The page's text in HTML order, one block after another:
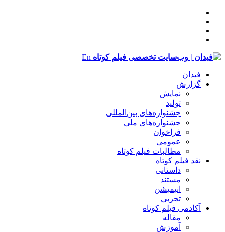
En
فیدان
گزارش
نمایش
تولید
‌‌جشنواره‌های بین‌المللی
جشنواره‌های ملی
فراخوان
عمومی
مطالبات فیلم کوتاه
نقد فیلم کوتاه
داستانی
مستند
انیمیشن
تجربی
آکادمی فیلم کوتاه
مقاله
آموزش